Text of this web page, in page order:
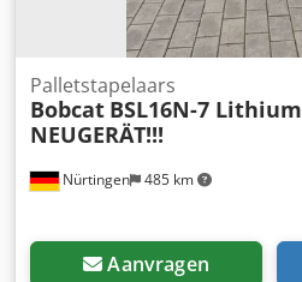
Nürtingen 485 km
Palletstapelaars
Bobcat BSL16N-7 Lithium
NEUGERÄT!!!
Aanvragen